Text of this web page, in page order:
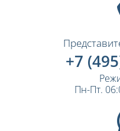
+7
Пн-Пт.